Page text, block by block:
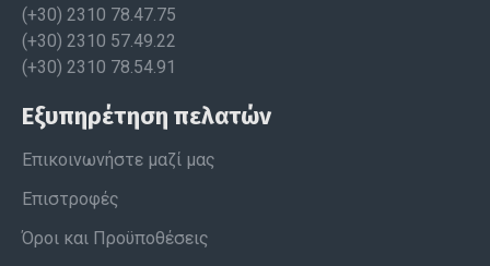
(+30) 2310 78.47.75
(+30) 2310 57.49.22
(+30) 2310 78.54.91
Εξυπηρέτηση πελατών
Επικοινωνήστε μαζί μας
Επιστροφές
Όροι και Προϋποθέσεις